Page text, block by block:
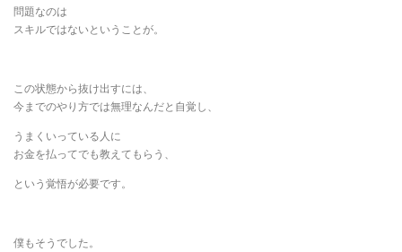
問題なのは
スキルではないということが。
この状態から抜け出すには、
今までのやり方では無理なんだと自覚し、
うまくいっている人に
お金を払ってでも教えてもらう、
という覚悟が必要です。
僕もそうでした。